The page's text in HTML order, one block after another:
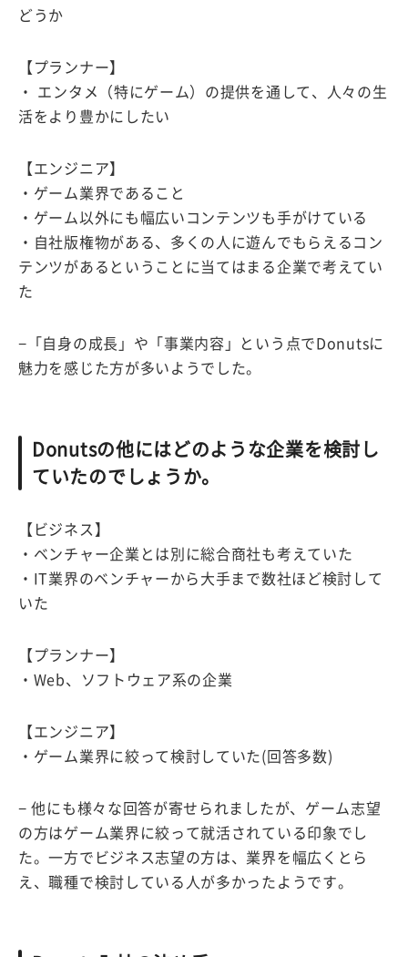
どうか
【プランナー】
・ エンタメ（特にゲーム）の提供を通して、人々の生
活をより豊かにしたい
【エンジニア】
・ゲーム業界であること
・ゲーム以外にも幅広いコンテンツも手がけている
・自社版権物がある、多くの人に遊んでもらえるコン
テンツがあるということに当てはまる企業で考えてい
た
−「自身の成長」や「事業内容」という点でDonutsに
魅力を感じた方が多いようでした。
Donutsの他にはどのような企業を検討し
ていたのでしょうか。
【ビジネス】
・ベンチャー企業とは別に総合商社も考えていた
・IT業界のベンチャーから大手まで数社ほど検討して
いた
【プランナー】
・Web、ソフトウェア系の企業
【エンジニア】
・ゲーム業界に絞って検討していた(回答多数)
− 他にも様々な回答が寄せられましたが、ゲーム志望
の方はゲーム業界に絞って就活されている印象でし
た。一方でビジネス志望の方は、業界を幅広くとら
え、職種で検討している人が多かったようです。